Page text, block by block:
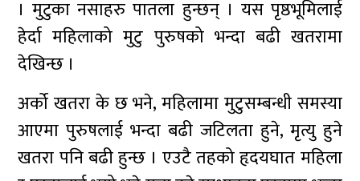
। मुटुका नसाहरु पातला हुन्छन् । यस पृष्ठभूमिलाई
हेर्दा महिलाको मुटु पुरुषको भन्दा बढी खतरामा
देखिन्छ ।
अर्को खतरा के छ भने, महिलामा मुटुसम्बन्धी समस्या
आएमा पुरुषलाई भन्दा बढी जटिलता हुने, मृत्यु हुने
खतरा पनि बढी हुन्छ । एउटै तहको हृदयघात महिला